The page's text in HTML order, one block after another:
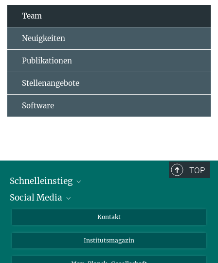
Team
Neuigkeiten
Publikationen
Stellenangebote
Software
TOP
Schnelleinstieg
Alumni
Fördernde
Social Media
Bluesky
Facebook
Kontakt
Institutsmagazin